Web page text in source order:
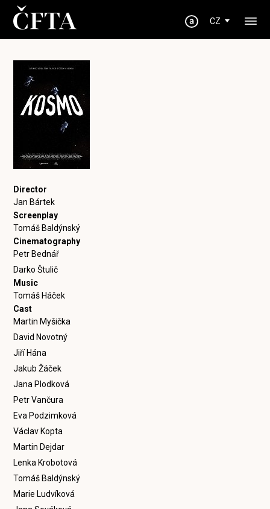
CZ
Director
Jan Bártek
Screenplay
Tomáš Baldýnský
Cinematography
Petr Bednář
Darko Štulič
Music
Tomáš Háček
Cast
Martin Myšička
David Novotný
Jiří Hána
Jakub Žáček
Jana Plodková
Petr Vančura
Eva Podzimková
Václav Kopta
Martin Dejdar
Lenka Krobotová
Tomáš Baldýnský
Marie Ludvíková